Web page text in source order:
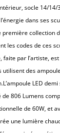
socle 14/14/
dans ses
première collection
les codes de ces
faite par l’artiste,
utilisent des
LED
806 Lumens
de 60W, et
une lumière